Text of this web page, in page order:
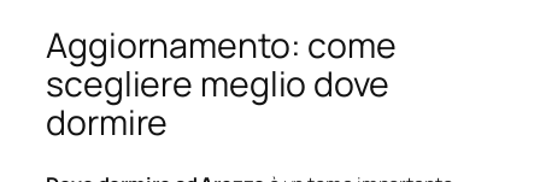
Aggiornamento: come
scegliere meglio dove
dormire